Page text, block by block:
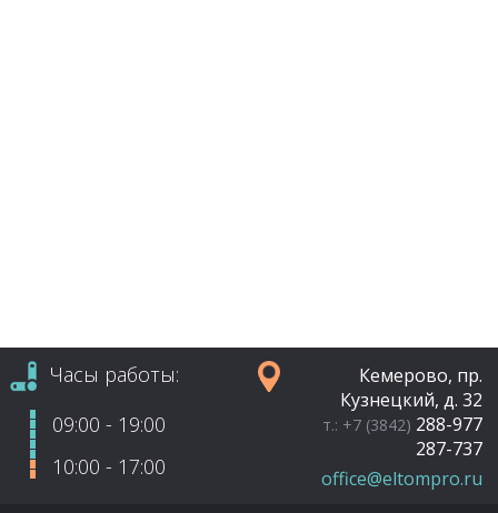
Часы работы:
09:00 - 19:00
10:00 - 17:00
Кемерово, пр.
Кузнецкий, д. 32
т.: +7 (3842) 288-977
287-737
office@eltompro.ru